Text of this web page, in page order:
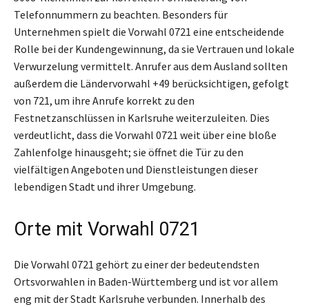
Telefonnummern zu beachten. Besonders für
Unternehmen spielt die Vorwahl 0721 eine entscheidende
Rolle bei der Kundengewinnung, da sie Vertrauen und lokale
Verwurzelung vermittelt. Anrufer aus dem Ausland sollten
außerdem die Ländervorwahl +49 berücksichtigen, gefolgt
von 721, um ihre Anrufe korrekt zu den
Festnetzanschlüssen in Karlsruhe weiterzuleiten. Dies
verdeutlicht, dass die Vorwahl 0721 weit über eine bloße
Zahlenfolge hinausgeht; sie öffnet die Tür zu den
vielfältigen Angeboten und Dienstleistungen dieser
lebendigen Stadt und ihrer Umgebung.
Orte mit Vorwahl 0721
Die Vorwahl 0721 gehört zu einer der bedeutendsten
Ortsvorwahlen in Baden-Württemberg und ist vor allem
eng mit der Stadt Karlsruhe verbunden. Innerhalb des